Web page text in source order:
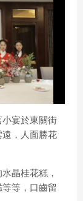
宴於東關街
，人面勝花
晶桂花糕，
等，口齒留